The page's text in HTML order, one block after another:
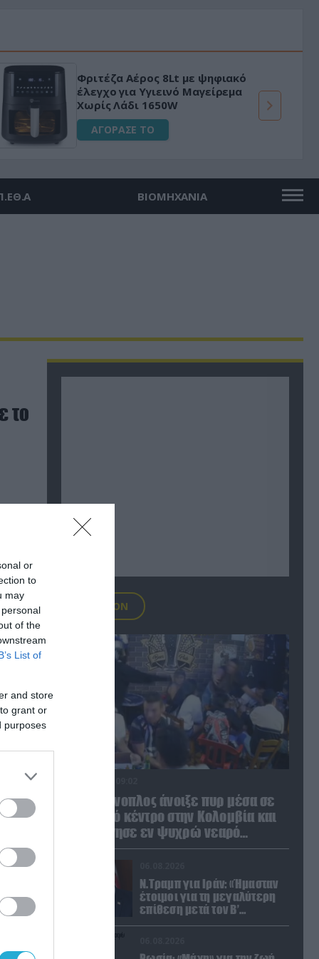
or
to
may
of the
List of
and store
grant or
purposes
Φριτέζα Αέρος 8Lt με ψηφιακό
έλεγχο για Υγιεινό Μαγείρεμα
Χωρίς Λάδι 1650W
ΑΓΟΡΑΣΕ ΤΟ
ΒΙΟΜΗΧΑΝΙΑ
το
FOCUS ON
Βίντεο: Ένοπλος άνοιξε πυρ μέσα σε
νυχτερινό κέντρο στην Κολομβία και
δολοφόνησε εν ψυχρώ νεαρό
Ν.Τραμπ για Ιράν: «Ήμασταν
έτοιμοι για τη μεγαλύτερη
επίθεση μετά τον Β’
Παγκόσμιο Πόλεμο» (βίντεο)